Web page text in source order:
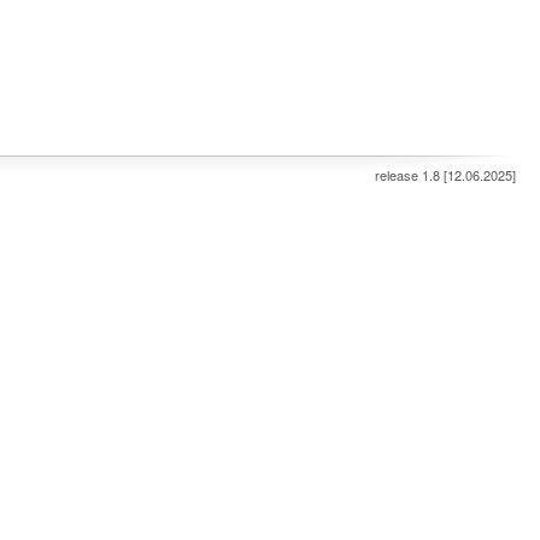
release 1.8 [12.06.2025]